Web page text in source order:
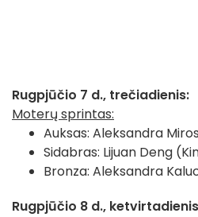
Rugpjūčio 7 d., trečiadienis:
Moterų sprintas:
Auksas: Aleksandra
Sidabras: Lijuan Deng
Bronza: Aleksandra
Rugpjūčio 8 d.,